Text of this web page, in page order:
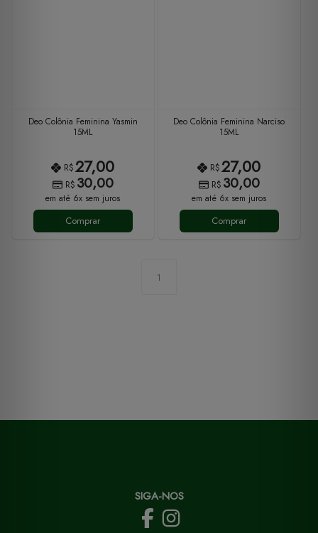
Deo Colônia Feminina Yasmin
15ML
R$27,00
R$ 30,00
em até 6x sem juros
Comprar
Deo Colônia Feminina Narciso
15ML
R$27,00
R$ 30,00
em até 6x sem juros
Comprar
1
SIGA-NOS